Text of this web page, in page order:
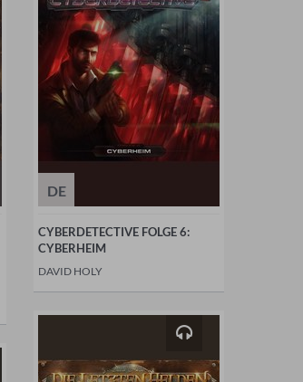
DE
CYBERDETECTIVE FOLGE 6:
CYBERHEIM
DAVID HOLY